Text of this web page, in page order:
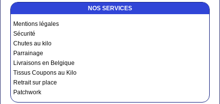
NOS SERVICES
Mentions légales
Sécurité
Chutes au kilo
Parrainage
Livraisons en Belgique
Tissus Coupons au Kilo
Retrait sur place
Patchwork